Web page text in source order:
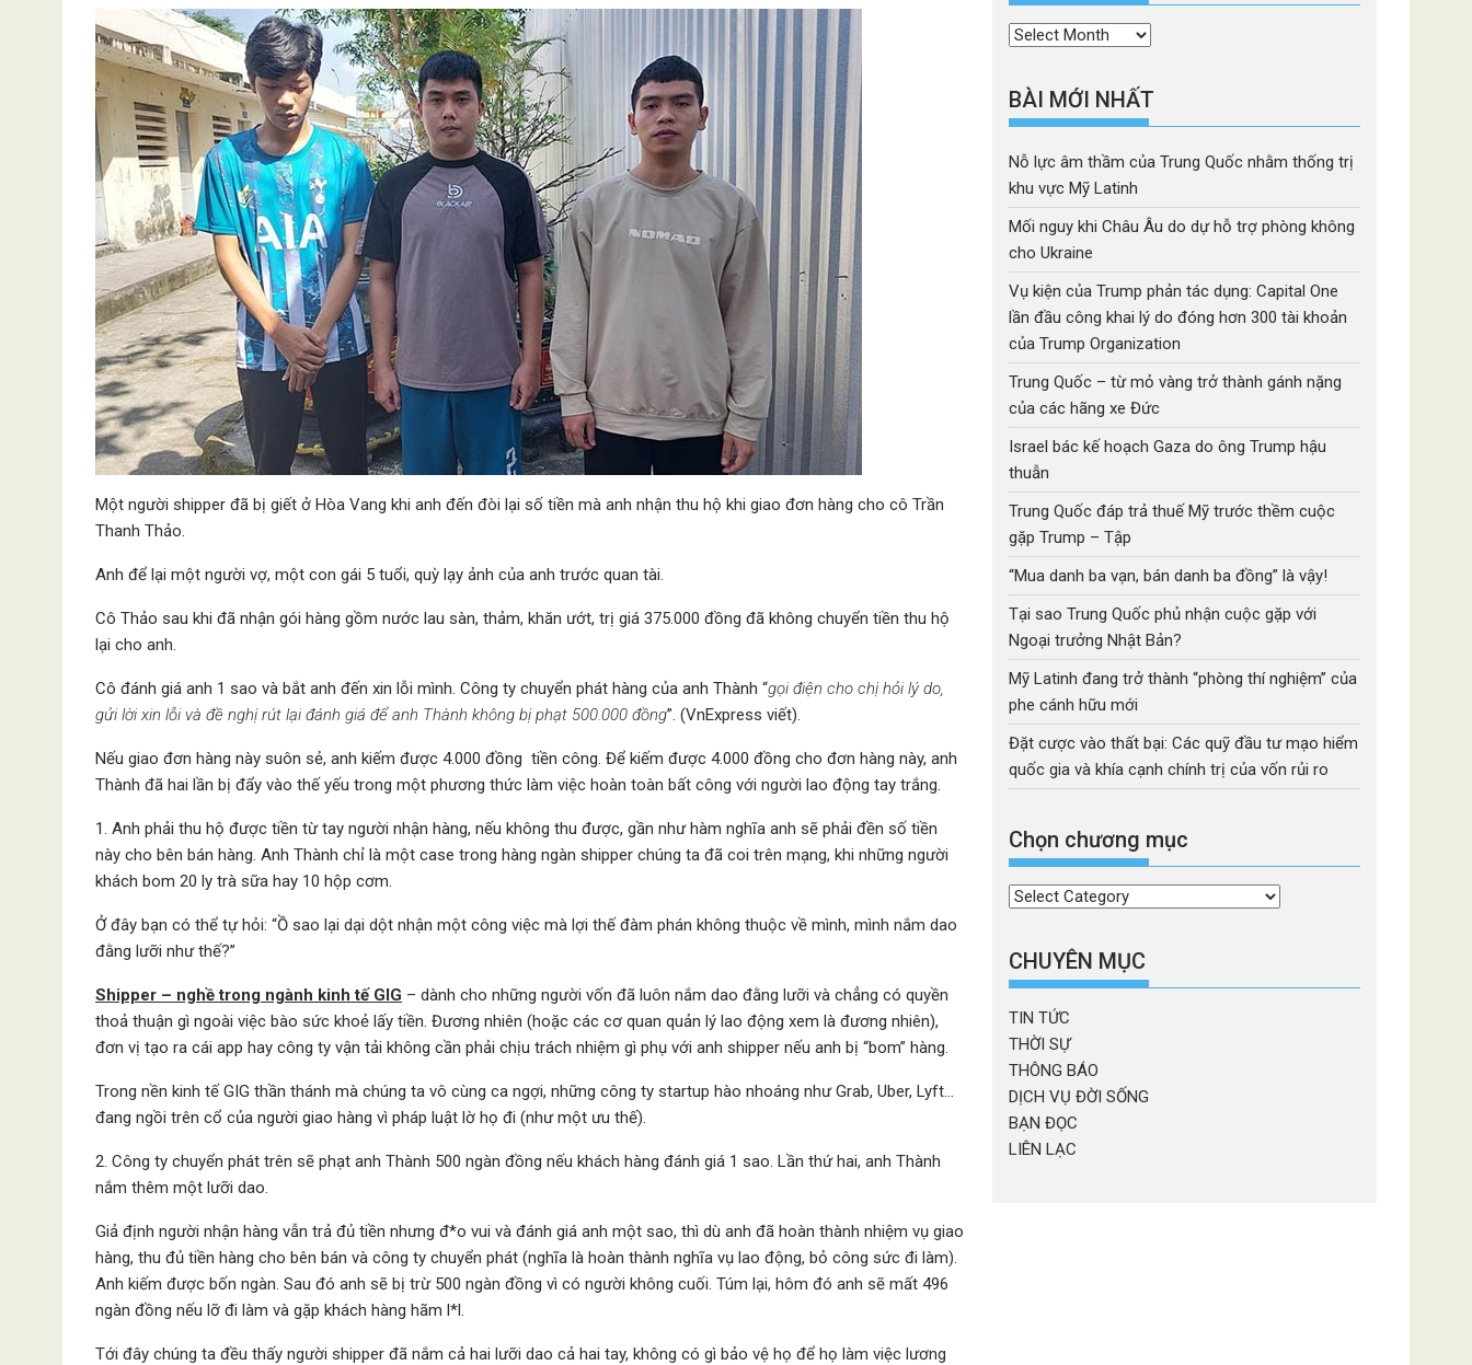
Một người shipper đã bị giết ở Hòa Vang khi anh đến đòi lại số tiền mà anh nhận thu hộ khi giao đơn hàng cho cô Trần
Thanh Thảo.
Anh để lại một người vợ, một con gái 5 tuổi, quỳ lạy ảnh của anh trước quan tài.
Cô Thảo sau khi đã nhận gói hàng gồm nước lau sàn, thảm, khăn ướt, trị giá 375.000 đồng đã không chuyển tiền thu hộ
lại cho anh.
Cô đánh giá anh 1 sao và bắt anh đến xin lỗi mình. Công ty chuyển phát hàng của anh Thành “gọi điện cho chị hỏi lý do,
gửi lời xin lỗi và đề nghị rút lại đánh giá để anh Thành không bị phạt 500.000 đồng”. (VnExpress viết).
Nếu giao đơn hàng này suôn sẻ, anh kiếm được 4.000 đồng tiền công. Để kiếm được 4.000 đồng cho đơn hàng này, anh
Thành đã hai lần bị đẩy vào thế yếu trong một phương thức làm việc hoàn toàn bất công với người lao động tay trắng.
1. Anh phải thu hộ được tiền từ tay người nhận hàng, nếu không thu được, gần như hàm nghĩa anh sẽ phải đền số tiền
này cho bên bán hàng. Anh Thành chỉ là một case trong hàng ngàn shipper chúng ta đã coi trên mạng, khi những người
khách bom 20 ly trà sữa hay 10 hộp cơm.
Ở đây bạn có thể tự hỏi: “Ồ sao lại dại dột nhận một công việc mà lợi thế đàm phán không thuộc về mình, mình nắm dao
đằng lưỡi như thế?”
Shipper – nghề trong ngành kinh tế GIG – dành cho những người vốn đã luôn nắm dao đằng lưỡi và chẳng có quyền
thoả thuận gì ngoài việc bào sức khoẻ lấy tiền. Đương nhiên (hoặc các cơ quan quản lý lao động xem là đương nhiên),
đơn vị tạo ra cái app hay công ty vận tải không cần phải chịu trách nhiệm gì phụ với anh shipper nếu anh bị “bom” hàng.
Trong nền kinh tế GIG thần thánh mà chúng ta vô cùng ca ngợi, những công ty startup hào nhoáng như Grab, Uber, Lyft…
đang ngồi trên cổ của người giao hàng vì pháp luật lờ họ đi (như một ưu thế).
2. Công ty chuyển phát trên sẽ phạt anh Thành 500 ngàn đồng nếu khách hàng đánh giá 1 sao. Lần thứ hai, anh Thành
nắm thêm một lưỡi dao.
Giả định người nhận hàng vẫn trả đủ tiền nhưng đ*o vui và đánh giá anh một sao, thì dù anh đã hoàn thành nhiệm vụ giao
hàng, thu đủ tiền hàng cho bên bán và công ty chuyển phát (nghĩa là hoàn thành nghĩa vụ lao động, bỏ công sức đi làm).
Anh kiếm được bốn ngàn. Sau đó anh sẽ bị trừ 500 ngàn đồng vì có người không cuối. Túm lại, hôm đó anh sẽ mất 496
ngàn đồng nếu lỡ đi làm và gặp khách hàng hãm l*l.
Tới đây chúng ta đều thấy người shipper đã nắm cả hai lưỡi dao cả hai tay, không có gì bảo vệ họ để họ làm việc lương
Thời
BÀI MỚI NHẤT
Nỗ lực âm thầm của Trung Quốc nhằm thống trị
khu vực Mỹ Latinh
Mối nguy khi Châu Âu do dự hỗ trợ phòng không
cho Ukraine
Vụ kiện của Trump phản tác dụng: Capital One
lần đầu công khai lý do đóng hơn 300 tài khoản
của Trump Organization
Trung Quốc – từ mỏ vàng trở thành gánh nặng
của các hãng xe Đức
Israel bác kế hoạch Gaza do ông Trump hậu
thuẫn
Trung Quốc đáp trả thuế Mỹ trước thềm cuộc
gặp Trump – Tập
“Mua danh ba vạn, bán danh ba đồng” là vậy!
Tại sao Trung Quốc phủ nhận cuộc gặp với
Ngoại trưởng Nhật Bản?
Mỹ Latinh đang trở thành “phòng thí nghiệm” của
phe cánh hữu mới
Đặt cược vào thất bại: Các quỹ đầu tư mạo hiểm
quốc gia và khía cạnh chính trị của vốn rủi ro
Chọn chương mục
Chọn
mục
CHUYÊN MỤC
TIN TỨC
THỜI SỰ
THÔNG BÁO
DỊCH VỤ ĐỜI SỐNG
BẠN ĐỌC
LIÊN LẠC